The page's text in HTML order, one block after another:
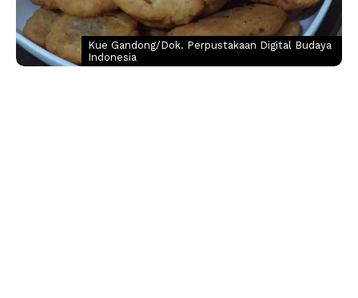
Kue Gandong/Dok. Perpustakaan Digital Budaya
Indonesia